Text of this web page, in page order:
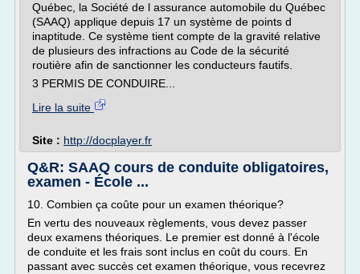
Québec, la Société de l assurance automobile du Québec
(SAAQ) applique depuis 17 un système de points d
inaptitude. Ce système tient compte de la gravité relative
de plusieurs des infractions au Code de la sécurité
routière afin de sanctionner les conducteurs fautifs.
3 PERMIS DE CONDUIRE...
Lire la suite
Site : http://docplayer.fr
Q&R: SAAQ cours de conduite obligatoires,
examen - École ...
10. Combien ça coûte pour un examen théorique?
En vertu des nouveaux règlements, vous devez passer
deux examens théoriques. Le premier est donné à l'école
de conduite et les frais sont inclus en coût du cours. En
passant avec succès cet examen théorique, vous recevrez